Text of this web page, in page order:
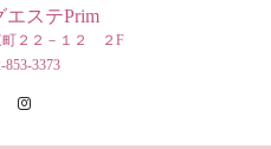
エステPrim
町２２－１２ ２F
853-3373
Facebook